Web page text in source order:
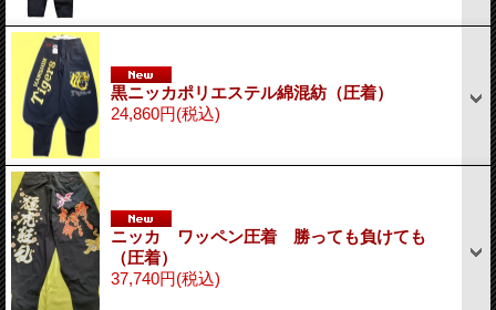
黒ニッカポリエステル綿混紡（圧着）
24,860円(税込)
ニッカ ワッペン圧着 勝っても負けても
（圧着）
37,740円(税込)